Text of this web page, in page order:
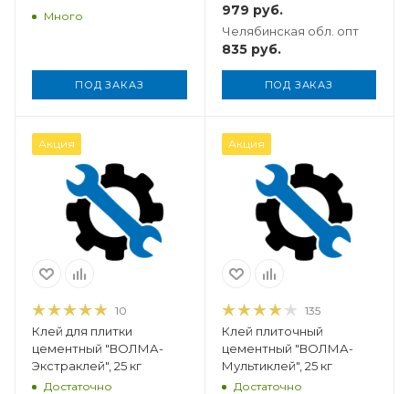
Много
ПОД ЗАКАЗ
979 руб.
Челябинская обл. опт
835руб.
ПОД ЗАКАЗ
Акция
10
Клей для плитки
цементный "ВОЛМА-
Экстраклей", 25 кг
Достаточно
Акция
Вес, кг
25
135
Клей плиточный
цементный "ВОЛМА-
Мультиклей", 25 кг
Достаточно